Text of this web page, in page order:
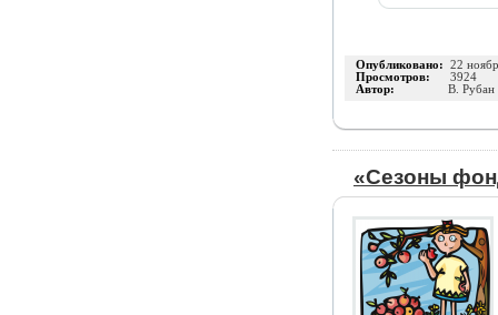
Опубликовано: 22
Просмотров: 3924
Автор: В. Рубан
«Сезоны